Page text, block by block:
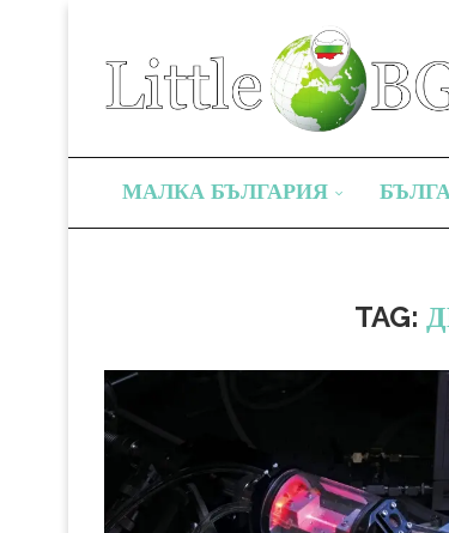
МАЛКА БЪЛГАРИЯ
TAG: